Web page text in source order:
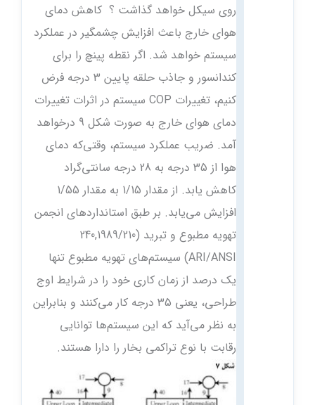
روی سیکل خواهد گذاشت ؟ کاهش دمای
هوای خارج باعث افزایش چشمگیر در عملکرد
سیستم خواهد شد. اگر نقطه پینچ را برای
کندانسور و جاذب حلقه پایین 3 درجه فرض
کنیم، تغییرات COP سیستم در اثرات تغییرات
دمای هوای خارج به‌ صورت شکل 9 درخواهد
آمد. ضریب عملکرد سیستم، وقتی‌که دمای
هوا از 35 درجه به 28 درجه سانتی‌گراد
کاهش یابد. از مقدار 1/15 به مقدار 1/55
افزایش می‌یابد. بر طبق استانداردهای انجمن
تهویه مطبوع و تبرید (240,1989/210
ARI/ANSI) سیستم‌های تهویه مطبوع تنها
یک درصد از زمان کاری خود را در شرایط اوج
طراحی، یعنی 35 درجه کار می‌کنند و بنابراین
به نظر می‌آید که این سیستم‌ها توانایی
رقابت با نوع تراکمی بخار را دارا هستند.